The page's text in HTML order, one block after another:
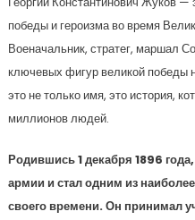
победы и героизма во время
Военачальник, стратег, маршал
ключевых фигур великой победы
это не только имя, это история,
миллионов людей.
Родившись 1 декабря 1896
армии и стал одним из
своего времени. Он принимал